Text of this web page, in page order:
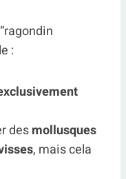
:
desmollusques
, mais cela